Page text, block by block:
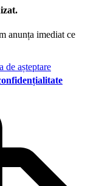
anunța imediat ce
de așteptare